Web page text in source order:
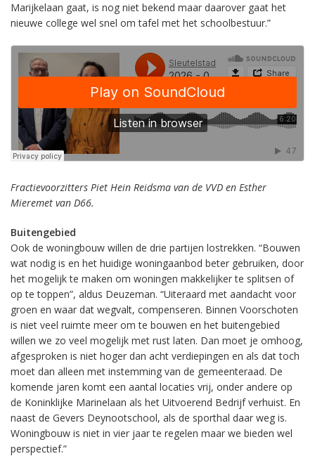
Marijkelaan gaat, is nog niet bekend maar daarover gaat het
nieuwe college wel snel om tafel met het schoolbestuur.”
Fractievoorzitters Piet Hein Reidsma van de VVD en Esther
Mieremet van D66.
Buitengebied
Ook de woningbouw willen de drie partijen lostrekken. “Bouwen
wat nodig is en het huidige woningaanbod beter gebruiken, door
het mogelijk te maken om woningen makkelijker te splitsen of
op te toppen”, aldus Deuzeman. “Uiteraard met aandacht voor
groen en waar dat wegvalt, compenseren. Binnen Voorschoten
is niet veel ruimte meer om te bouwen en het buitengebied
willen we zo veel mogelijk met rust laten. Dan moet je omhoog,
afgesproken is niet hoger dan acht verdiepingen en als dat toch
moet dan alleen met instemming van de gemeenteraad. De
komende jaren komt een aantal locaties vrij, onder andere op
de Koninklijke Marinelaan als het Uitvoerend Bedrijf verhuist. En
naast de Gevers Deynootschool, als de sporthal daar weg is.
Woningbouw is niet in vier jaar te regelen maar we bieden wel
perspectief.”